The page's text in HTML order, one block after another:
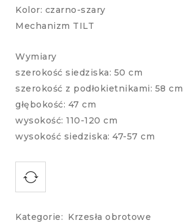
Kolor: czarno-szary
Mechanizm TILT
Wymiary
szerokość siedziska: 50 cm
szerokość z podłokietnikami: 58 cm
głębokość: 47 cm
wysokość: 110-120 cm
wysokość siedziska: 47-57 cm
Kategorie: Krzesła obrotowe